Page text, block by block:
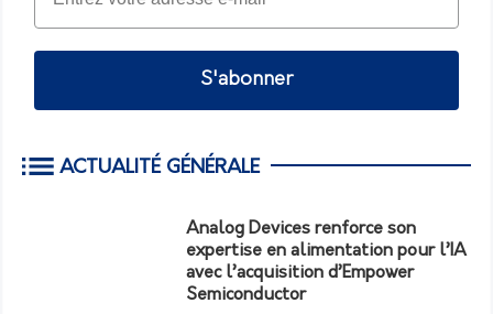
S'abonner
ACTUALITÉ GÉNÉRALE
Analog Devices renforce son
expertise en alimentation pour l’IA
avec l’acquisition d’Empower
Semiconductor